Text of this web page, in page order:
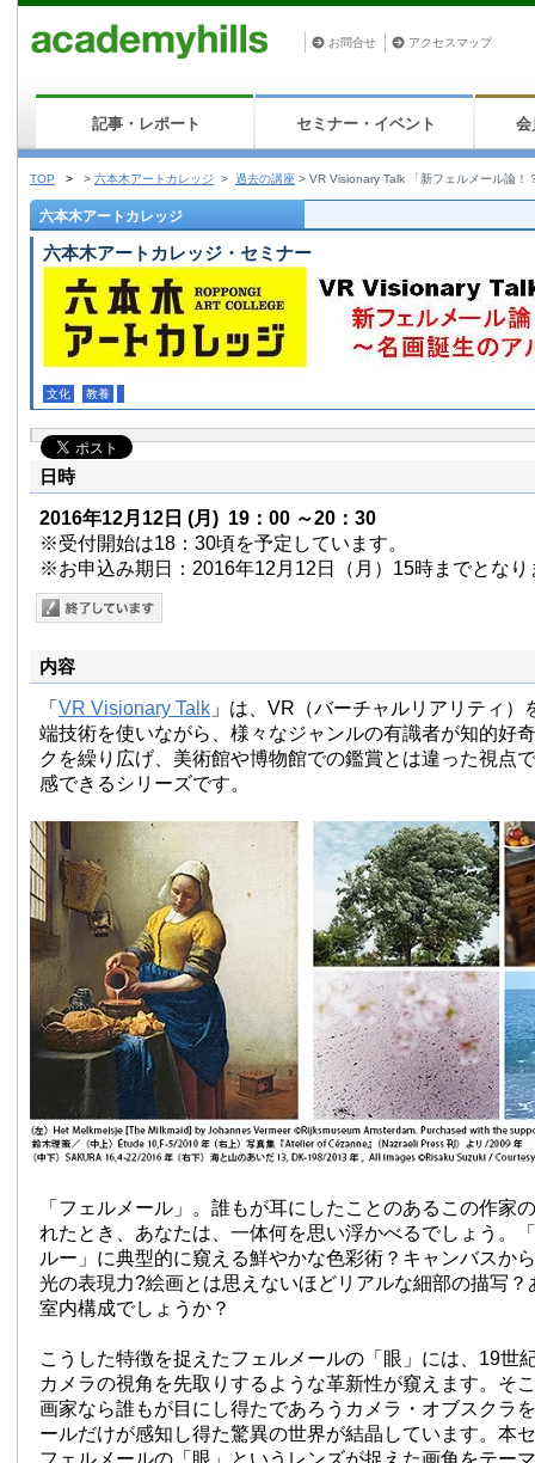
お問合せ アクセスマップ
記事・レポート セミナー・イベント 会
TOP > > 六本木アートカレッジ > 過去の講座 > VR Visionary Talk 「新フェルメール論！
六本木アートカレッジ
六本木アートカレッジ・セミナー
文化 教養
日時
2016年12月12日 (月) 19：00 ～20：30
※受付開始は18：30頃を予定しています。
※お申込み期日：2016年12月12日（月）15時までとなり
内容
「 VR Visionary Talk 」は、VR（バーチャルリアリティ）
端技術を使いながら、様々なジャンルの有識者が知的好
クを繰り広げ、美術館や博物館での鑑賞とは違った視点
感できるシリーズです。
「フェルメール」。誰もが耳にしたことのあるこの作家
れたとき、あなたは、一体何を思い浮かべるでしょう。
ルー」に典型的に窺える鮮やかな色彩術？キャンバスか
光の表現力?絵画とは思えないほどリアルな細部の描写？
室内構成でしょうか？
こうした特徴を捉えたフェルメールの「眼」には、19世
カメラの視角を先取りするような革新性が窺えます。そ
画家なら誰もが目にし得たであろうカメラ・オブスクラ
ールだけが感知し得た驚異の世界が結晶しています。本
フェルメールの「眼」というレンズが捉えた画角をテー